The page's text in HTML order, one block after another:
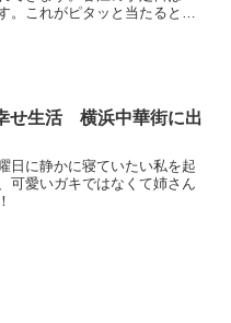
。これがピタッと当たると令
せ生活 横浜中華街に出
日に静かに寝ていたい私を起
可愛いガキではなくて姉さん